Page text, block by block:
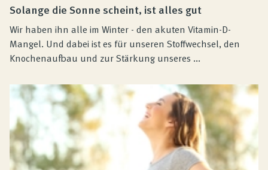
Solange die Sonne scheint, ist alles gut
Wir haben ihn alle im Winter - den akuten Vitamin-D-
Mangel. Und dabei ist es für unseren Stoffwechsel, den
Knochenaufbau und zur Stärkung unseres ...